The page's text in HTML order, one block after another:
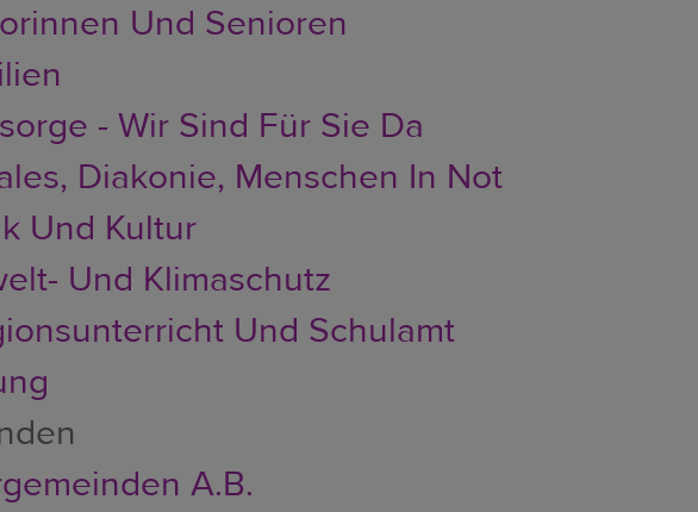
Und Senioren
- Wir Sind Für Sie Da
Diakonie, Menschen In Not
Und Kultur
Und Klimaschutz
Und Schulamt
A.B.